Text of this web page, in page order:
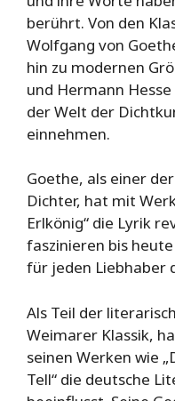
berührt. Von den
Wolfgang von
hin zu modernen
und Hermann
der Welt der
einnehmen.
Goethe, als einer
Dichter, hat mit
Erlkönig“ die Lyrik
faszinieren bis
für jeden Liebhaber
Als Teil der
Weimarer Klassik,
seinen Werken wie
Tell“ die deutsche